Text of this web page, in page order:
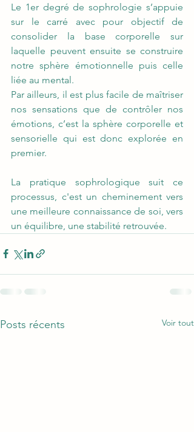
Le 1er degré de sophrologie s’appuie
sur le carré avec pour objectif de
consolider la base corporelle sur
laquelle peuvent ensuite se construire
notre sphère émotionnelle puis celle
liée au mental.
Par ailleurs, il est plus facile de maîtriser
nos sensations que de contrôler nos
émotions, c’est la sphère corporelle et
sensorielle qui est donc explorée en
premier.
La pratique sophrologique suit ce
processus, c'est un cheminement vers
une meilleure connaissance de soi, vers
un équilibre, une stabilité retrouvée.
Posts récents Voir tout